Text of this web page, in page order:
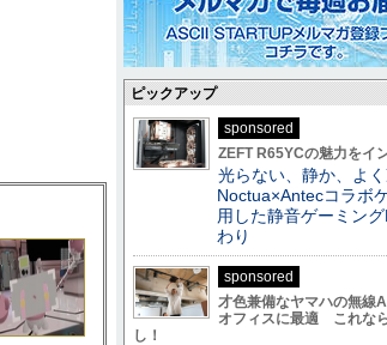
ピックアップ
sponsored
ZEFT R65YCの魅力をイ
光らない、静か、よく
Noctua×Antecコラボ
用した静音ゲーミン
わり
sponsored
才色兼備なヤマハの無線
オフィスに最適 これな
し！